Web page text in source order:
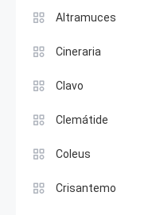
Altramuces
Cineraria
Clavo
Clemátide
Coleus
Crisantemo